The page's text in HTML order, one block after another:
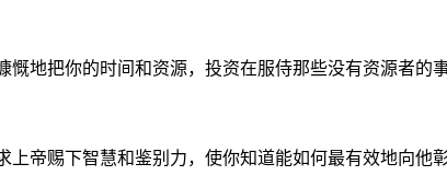
地把你的时间和资源，投资在服侍那些没有资源者的
帝赐下智慧和鉴别力，使你知道能如何最有效地向他